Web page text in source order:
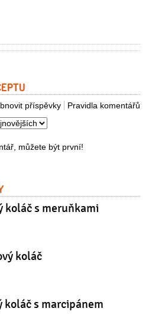
Pravidla komentářů
příspěvky
můžete být první!
koláč s meruňkami
koláč
koláč s marcipánem